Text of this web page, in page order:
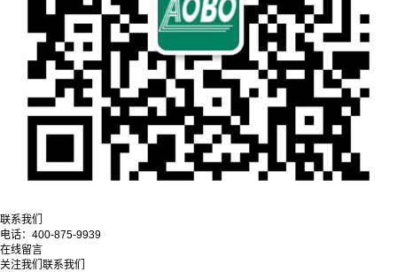
联系我们
电话： 400-875-9939
在线留言
关注我们 联系我们